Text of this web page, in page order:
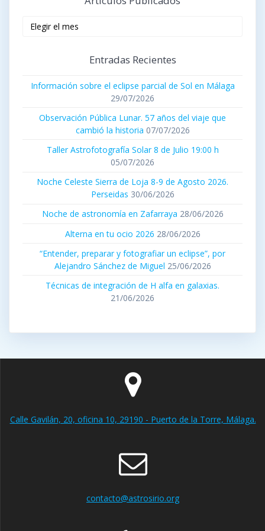
Entradas Recientes
Información sobre el eclipse parcial de Sol en Málaga
29/07/2026
Observación Pública Lunar. 57 años del viaje que
cambió la historia 07/07/2026
Taller Astrofotografía Solar 8 de Julio 19:00 h
05/07/2026
Noche Celeste Sierra de Loja 8-9 de Agosto 2026.
Perseidas 30/06/2026
Noche de astronomía en Zafarraya 28/06/2026
Alterna en tu ocio 2026 28/06/2026
“Entender, preparar y fotografiar un eclipse”, por
Alejandro Sánchez de Miguel 25/06/2026
Técnicas de integración de H alfa en galaxias.
21/06/2026
Calle Gavilán, 20, oficina 10, 29190 - Puerto de la Torre, Málaga.
contacto@astrosirio.org